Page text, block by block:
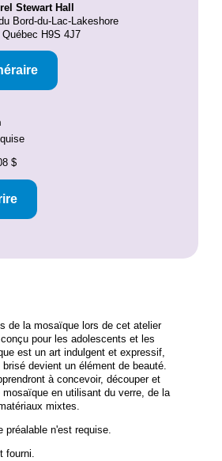
Stewart Hall
Bord-du-Lac-Lakeshore
H9S 4J7
$
de la mosaïque lors de cet atelier
pour les adolescents et les
est un art indulgent et expressif,
devient un élément de beauté.
à concevoir, découper et
mosaïque en utilisant du verre, de la
mixtes.
préalable n'est requise.
fourni.